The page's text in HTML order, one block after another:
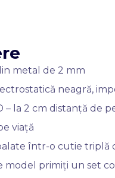
metal de 2 mm
neagră,
– la 2 cm distanță de
viață
într-o cutie triplă
model primiți un set